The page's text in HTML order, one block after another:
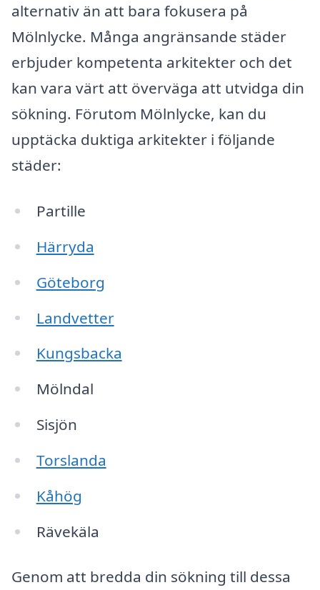
alternativ än att bara fokusera på
Mölnlycke. Många angränsande städer
erbjuder kompetenta arkitekter och det
kan vara värt att överväga att utvidga din
sökning. Förutom Mölnlycke, kan du
upptäcka duktiga arkitekter i följande
städer:
Partille
Härryda
Göteborg
Landvetter
Kungsbacka
Mölndal
Sisjön
Torslanda
Kåhög
Rävekäla
Genom att bredda din sökning till dessa